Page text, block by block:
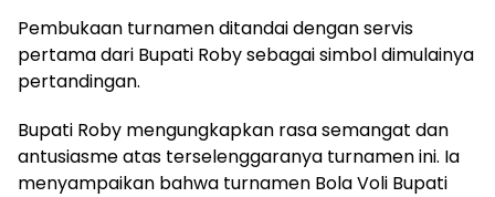
Pembukaan turnamen ditandai dengan servis
pertama dari Bupati Roby sebagai simbol dimulainya
pertandingan.
Bupati Roby mengungkapkan rasa semangat dan
antusiasme atas terselenggaranya turnamen ini. Ia
menyampaikan bahwa turnamen Bola Voli Bupati